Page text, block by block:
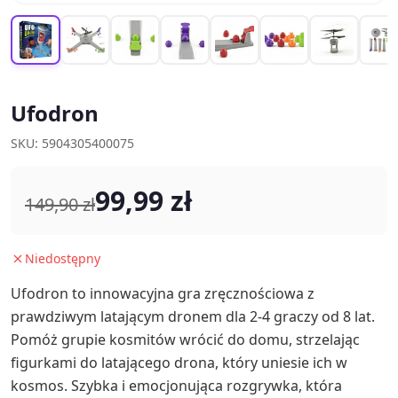
Ufodron
SKU: 5904305400075
149,90 zł99,99 zł
Niedostępny
Ufodron to innowacyjna gra zręcznościowa z
prawdziwym latającym dronem dla 2-4 graczy od 8 lat.
Pomóż grupie kosmitów wrócić do domu, strzelając
figurkami do latającego drona, który uniesie ich w
kosmos. Szybka i emocjonująca rozgrywka, która